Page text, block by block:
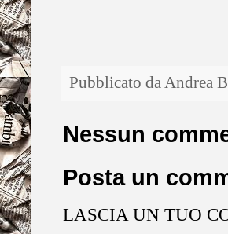
Pubblicato da Andrea
Nessun
Posta un
LASCIA UN TUO